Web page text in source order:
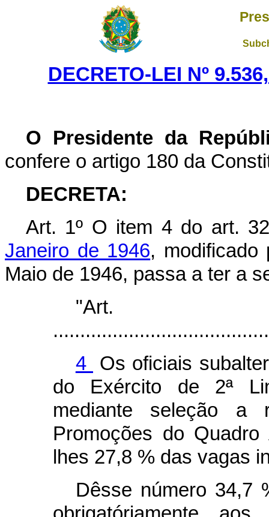
DECRETO-LEI Nº
O Presidente da
confere o artigo 180 da
DECRETA:
Art. 1º O item 4 do art.
Janeiro de 1946, modificado
Maio de 1946, passa a ter a
4
Os oficiais
do Exército de 2ª
mediante seleção a
Promoções do
lhes 27,8 % das vagas
Dêsse número 34,7